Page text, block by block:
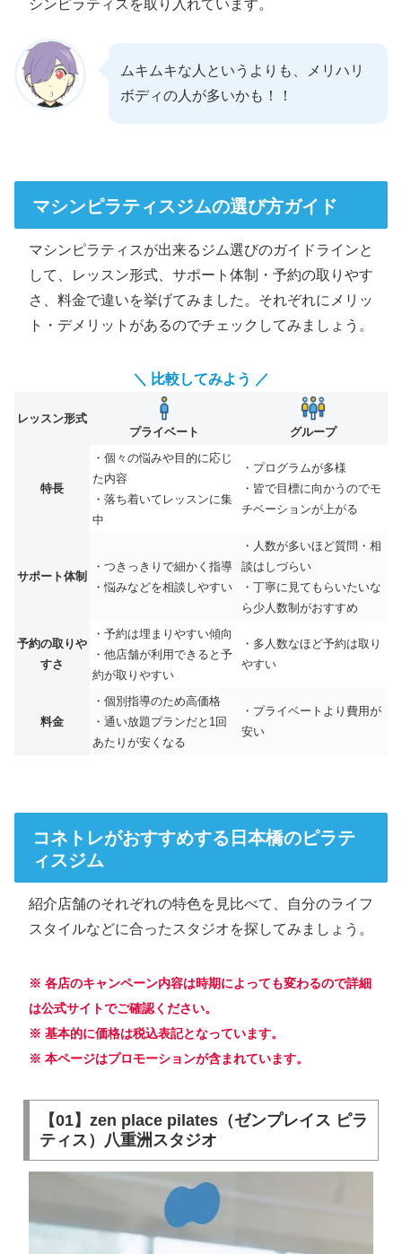
シンピラティスを取り入れています。
ムキムキな人というよりも、メリハリ
ボディの人が多いかも！！
マシンピラティスジムの選び方ガイド
マシンピラティスが出来るジム選びのガイドラインと
して、レッスン形式、サポート体制・予約の取りやす
さ、料金で違いを挙げてみました。それぞれにメリッ
ト・デメリットがあるのでチェックしてみましょう。
＼ 比較してみよう ／
レッスン形式
プライベート
グループ
特長
・個々の悩みや目的に応じ
た内容
・落ち着いてレッスンに集
中
・プログラムが多様
・皆で目標に向かうのでモ
チベーションが上がる
サポート体制
・つきっきりで細かく指導
・悩みなどを相談しやすい
・人数が多いほど質問・相
談はしづらい
・丁寧に見てもらいたいな
ら少人数制がおすすめ
予約の取りや
すさ
・予約は埋まりやすい傾向
・他店舗が利用できると予
約が取りやすい
・多人数なほど予約は取り
やすい
料金
・個別指導のため高価格
・通い放題プランだと1回
あたりが安くなる
・プライベートより費用が
安い
コネトレがおすすめする日本橋のピラテ
ィスジム
紹介店舗のそれぞれの特色を見比べて、自分のライフ
スタイルなどに合ったスタジオを探してみましょう。
※ 各店のキャンペーン内容は時期によっても変わるので詳細
は公式サイトでご確認ください。
※ 基本的に価格は税込表記となっています。
※ 本ページはプロモーションが含まれています。
【01】zen place pilates（ゼンプレイス ピラ
ティス）八重洲スタジオ